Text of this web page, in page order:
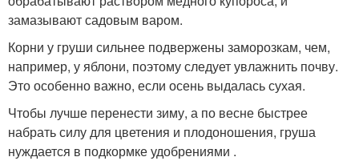
замазывают садовым варом.
Корни у груши сильнее подвержены заморозкам, чем,
например, у яблони, поэтому следует увлажнить почву.
Это особенно важно, если осень выдалась сухая.
Чтобы лучше перенести зиму, а по весне быстрее
набрать силу для цветения и плодоношения, груша
нуждается в подкормке удобрениями .